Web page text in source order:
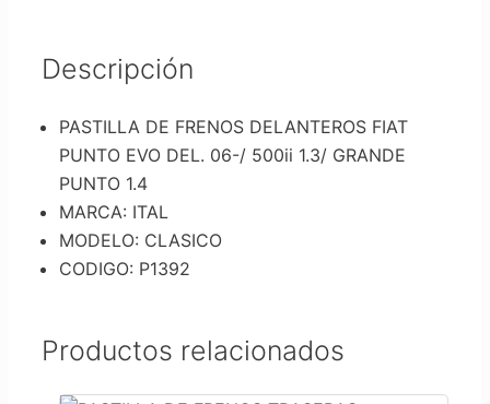
Descripción
PASTILLA DE FRENOS DELANTEROS FIAT
PUNTO EVO DEL. 06-/ 500ii 1.3/ GRANDE
PUNTO 1.4
MARCA: ITAL
MODELO: CLASICO
CODIGO: P1392
Productos relacionados